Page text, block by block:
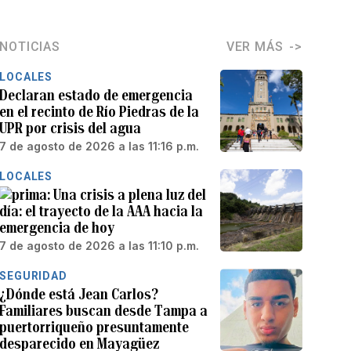
NOTICIAS VER MÁS
LOCALES
Declaran estado de emergencia
en el recinto de Río Piedras de la
UPR por crisis del agua
7 de agosto de 2026 a las 11:16 p.m.
LOCALES
Una crisis a plena luz del
día: el trayecto de la AAA hacia la
emergencia de hoy
7 de agosto de 2026 a las 11:10 p.m.
SEGURIDAD
¿Dónde está Jean Carlos?
Familiares buscan desde Tampa a
puertorriqueño presuntamente
desparecido en Mayagüez